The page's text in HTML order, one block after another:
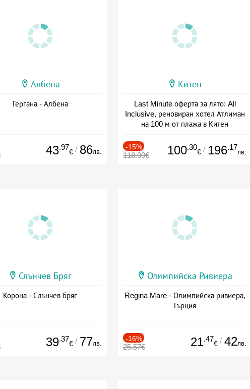
Албена
Гергана - Албена
43.97
€ / 86лв.
Китен
Last Minute оферта за лято: All
Inclusive, реновиран хотел Атлиман
на 100 м от плажа в Китен
-15%
118.00€ 100.30
€ / 196.17
лв.
Слънчев Бряг
Корона - Слънчев бряг
39.37
€ / 77лв.
Олимпийска Ривиера
Regina Mare - Олимпийска ривиера,
Гърция
-16%
25.57€ 21.47
€ / 42лв.